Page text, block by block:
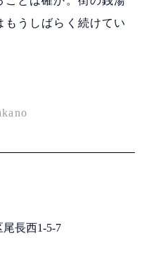
もうしばらく続けてい
長西1-5-7